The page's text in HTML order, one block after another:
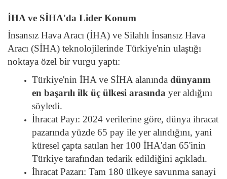
İHA ve SİHA'da Lider Konum
İnsansız Hava Aracı (İHA) ve Silahlı İnsansız Hava
Aracı (SİHA) teknolojilerinde Türkiye'nin ulaştığı
noktaya özel bir vurgu yaptı:
Türkiye'nin İHA ve SİHA alanında dünyanın
en başarılı ilk üç ülkesi arasında yer aldığını
söyledi.
İhracat Payı: 2024 verilerine göre, dünya ihracat
pazarında yüzde 65 pay ile yer alındığını, yani
küresel çapta satılan her 100 İHA'dan 65'inin
Türkiye tarafından tedarik edildiğini açıkladı.
İhracat Pazarı: Tam 180 ülkeye savunma sanayi